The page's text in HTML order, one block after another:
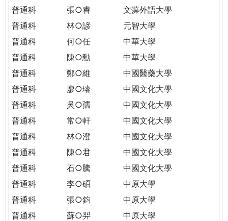
普通科
張○睿
文藻外語大學
普通科
林○諺
元智大學
普通科
何○任
中華大學
普通科
陳○勳
中華大學
普通科
鄭○維
中國醫藥大學
普通科
廖○璿
中國文化大學
普通科
吳○孺
中國文化大學
普通科
常○軒
中國文化大學
普通科
林○澄
中國文化大學
普通科
陳○君
中國文化大學
普通科
石○騰
中國文化大學
普通科
李○碩
中原大學
普通科
張○鈞
中原大學
普通科
蘇○羿
中原大學